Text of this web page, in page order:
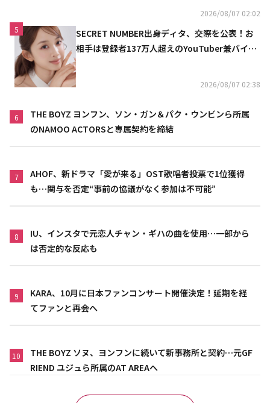
2026/08/07 02:02
5
SECRET NUMBER出身ディタ、交際を公表！お
相手は登録者137万人超えのYouTuber兼バイオ
2026/08/07 02:38
6
THE BOYZ ヨンフン、ソン・ガン＆パク・ウンビンら所属
のNAMOO ACTORSと専属契約を締結
7
AHOF、新ドラマ「愛が来る」OST歌唱者投票で1位獲得
も…関与を否定“事前の協議がなく参加は不可能”
8
IU、インスタで元恋人チャン・ギハの曲を使用…一部から
は否定的な反応も
9
KARA、10月に日本ファンコンサート開催決定！延期を経
てファンと再会へ
10
THE BOYZ ソヌ、ヨンフンに続いて新事務所と契約…元GF
RIEND ユジュら所属のAT AREAへ